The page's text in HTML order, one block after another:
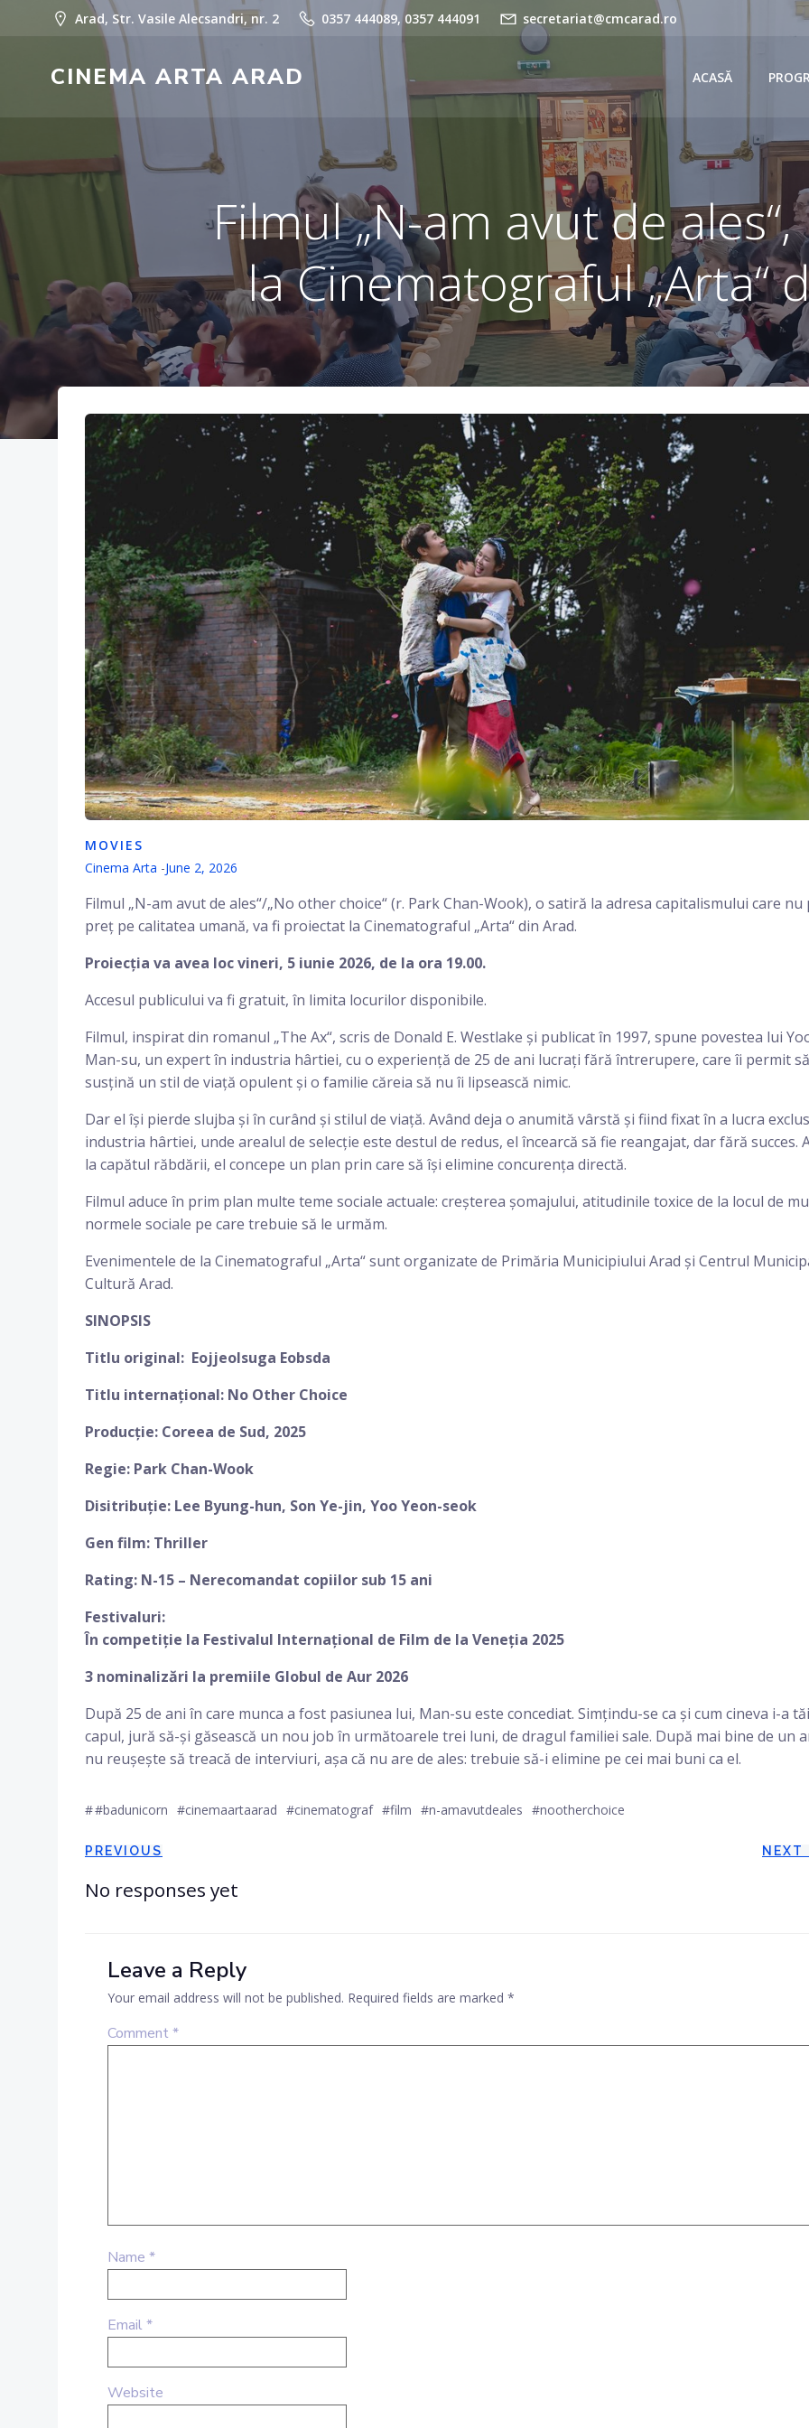
Arad, Str. Vasile Alecsandri, nr. 2 0357 444089, 0357 444091 secretariat@cmcarad.ro
CINEMA ARTA ARAD ACASĂ
Filmul „N-am avut de
la Cinematograful „Arta“
MOVIES
Cinema Arta -June 2, 2026
Filmul „N-am avut de ales“/„No other choice“ (r. Park Chan-Wook), o satiră la adresa capitalismului care nu
preț pe calitatea umană, va fi proiectat la Cinematograful „Arta“ din Arad.
Proiecția va avea loc vineri, 5 iunie 2026, de la ora 19.00.
Accesul publicului va fi gratuit, în limita locurilor disponibile.
Filmul, inspirat din romanul „The Ax“, scris de Donald E. Westlake și publicat în 1997, spune povestea lui
Man-su, un expert în industria hârtiei, cu o experiență de 25 de ani lucrați fără întrerupere, care îi permit să
susțină un stil de viață opulent și o familie căreia să nu îi lipsească nimic.
Dar el își pierde slujba și în curând și stilul de viață. Având deja o anumită vârstă și fiind fixat în a lucra
industria hârtiei, unde arealul de selecție este destul de redus, el încearcă să fie reangajat, dar fără succes.
la capătul răbdării, el concepe un plan prin care să își elimine concurența directă.
Filmul aduce în prim plan multe teme sociale actuale: creșterea șomajului, atitudinile toxice de la locul de
normele sociale pe care trebuie să le urmăm.
Evenimentele de la Cinematograful „Arta“ sunt organizate de Primăria Municipiului Arad și Centrul
Cultură Arad.
SINOPSIS
Titlu original: Eojjeolsuga Eobsda
Titlu internațional: No Other Choice
Producție: Coreea de Sud, 2025
Regie: Park Chan-Wook
Disitribuție: Lee Byung-hun, Son Ye-jin, Yoo Yeon-seok
Gen film: Thriller
Rating: N-15 – Nerecomandat copiilor sub 15 ani
Festivaluri:
În competiție la Festivalul Internațional de Film de la Veneția 2025
3 nominalizări la premiile Globul de Aur 2026
După 25 de ani în care munca a fost pasiunea lui, Man-su este concediat. Simțindu-se ca și cum cineva i-a
capul, jură să-și găsească un nou job în următoarele trei luni, de dragul familiei sale. După mai bine de un
nu reușește să treacă de interviuri, așa că nu are de ales: trebuie să-i elimine pe cei mai buni ca el.
##badunicorn #cinemaartaarad #cinematograf #film #n-amavutdeales #nootherchoice
Post
navigation
PREVIOUS NEXT
No responses yet
Leave a Reply
Your email address will not be published. Required fields are marked *
Comment *
Name *
Email *
Website